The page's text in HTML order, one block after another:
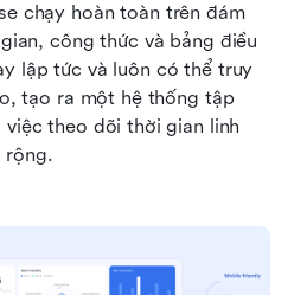
chạy hoàn toàn trên đám
công thức và bảng điều
lập tức và luôn có thể truy
tạo ra một hệ thống tập
theo dõi thời gian linh
rộng.